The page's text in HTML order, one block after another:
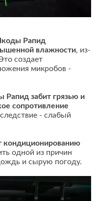
Рапид
влажности, из-
создает
микробов -
забит грязью и
сопротивление
- слабый
кондиционированию
одной из причин
и сырую погоду.